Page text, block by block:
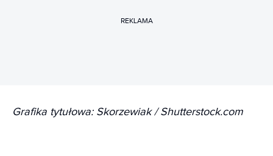
REKLAMA
Grafika tytułowa: Skorzewiak / Shutterstock.com